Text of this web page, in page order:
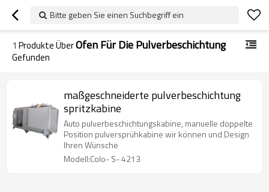
Bitte geben Sie einen Suchbegriff ein
1 Produkte ÜberOfen Für Die Pulverbeschichtung
Gefunden
maßgeschneiderte pulverbeschichtung
spritzkabine
Auto pulverbeschichtungskabine, manuelle doppelte
Position pulversprühkabine wir können und Design
Ihren Wünsche
Modell:Colo- S- 4213